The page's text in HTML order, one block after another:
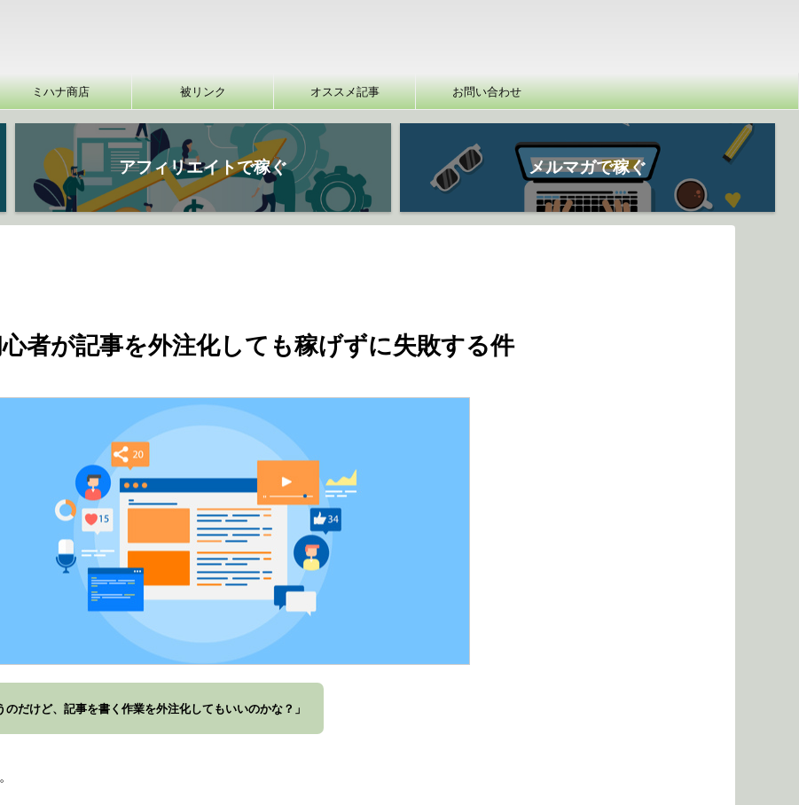
ミハナ商店 被リンク オススメ記事 お問い合わせ
アフィリエイトで稼ぐ メルマガで稼ぐ
者が記事を外注化しても稼げずに失敗する件
のだけど、記事を書く作業を外注化してもいいのかな？」